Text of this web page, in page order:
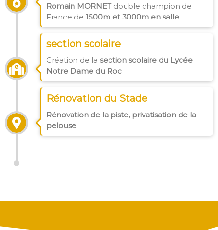
Romain MORNETdouble champion de
France de1500m et 3000m en salle
section scolaire
Création de lasection scolaire du Lycée
Notre Dame du Roc
Rénovation du Stade
Rénovation de la piste, privatisation de la
pelouse